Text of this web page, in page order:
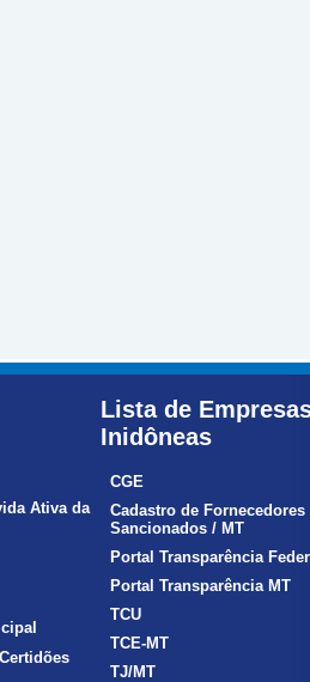
Ativa da
Lista de
Inidôneas
CGE
Cadastro de Fornecedores
Sancionados / MT
Portal Transparência
Portal Transparência MT
TCU
TCE-MT
TJ/MT